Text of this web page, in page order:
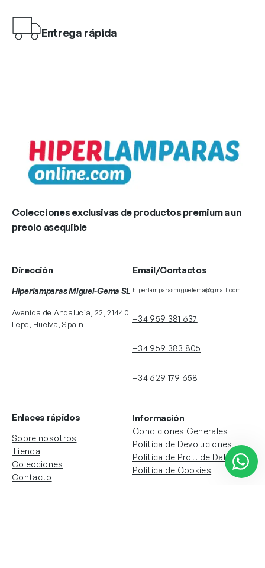
Entrega rápida
Colecciones exclusivas de productos premium a un
precio asequible
Dirección
Hiperlamparas Miguel-Gema SL
Avenida de Andalucia, 22, 21440
Lepe, Huelva, Spain
Email/Contactos
hiperlamparasmiguelema@gmail.com
+34 959 381 637
+34 959 383 805
+34 629 179 658
Enlaces rápidos
Sobre nosotros
Tienda
Colecciones
Contacto
Información
Condiciones Generales
Política de Devoluciones
Política de Prot. de Datos
Política de Cookies